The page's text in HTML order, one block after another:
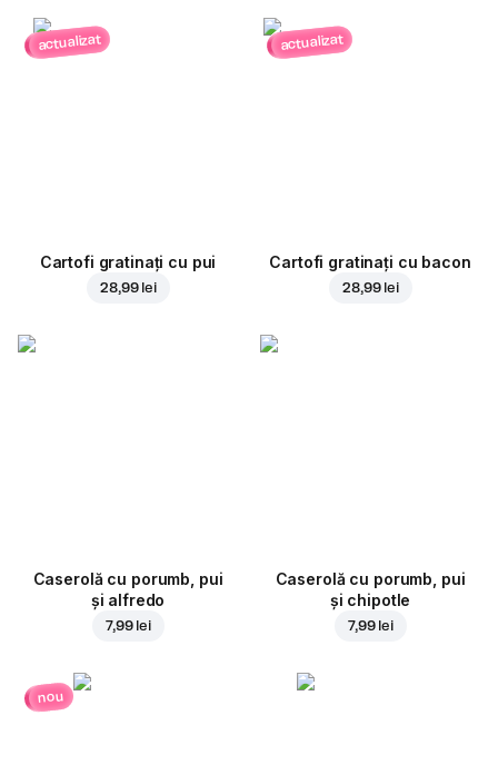
actualizat
Cartofi gratinați cu pui
28,99 lei
actualizat
Cartofi gratinați cu bacon
28,99 lei
Caserolă cu porumb, pui
și alfredo
7,99 lei
Caserolă cu porumb, pui
și chipotle
7,99 lei
nou